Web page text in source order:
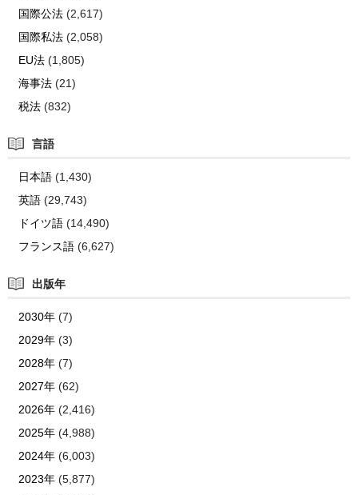
国際公法(2,617)
国際私法(2,058)
EU法(1,805)
海事法(21)
税法(832)
言語
日本語(1,430)
英語(29,743)
ドイツ語(14,490)
フランス語(6,627)
出版年
2030年(7)
2029年(3)
2028年(7)
2027年(62)
2026年(2,416)
2025年(4,988)
2024年(6,003)
2023年(5,877)